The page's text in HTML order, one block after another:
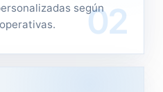
según
02